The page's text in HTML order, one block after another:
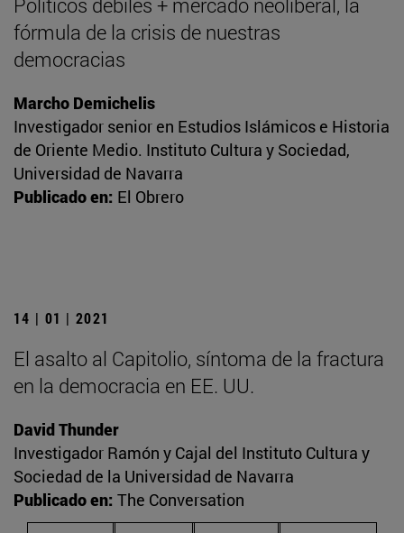
fórmula de la crisis de nuestras
democracias
Marcho Demichelis
Investigador senior en Estudios Islámicos e Historia
de Oriente Medio. Instituto Cultura y Sociedad,
Universidad de Navarra
Publicado en: El Obrero
14 | 01 | 2021
El asalto al Capitolio, síntoma de la fractura
en la democracia en EE. UU.
David Thunder
Investigador Ramón y Cajal del Instituto Cultura y
Sociedad de la Universidad de Navarra
Publicado en: The Conversation